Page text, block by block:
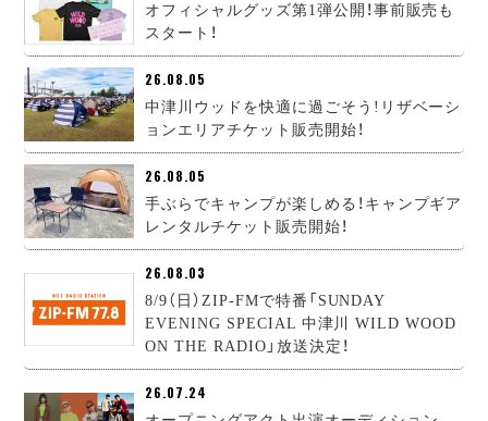
オフィシャルグッズ第1弾公開！事前販売も
スタート！
26.08.05
中津川ウッドを快適に過ごそう!リザベーシ
ョンエリアチケット販売開始！
26.08.05
手ぶらでキャンプが楽しめる！キャンプギア
レンタルチケット販売開始！
26.08.03
8/9（日）ZIP-FMで特番「SUNDAY
EVENING SPECIAL 中津川 WILD WOOD
ON THE RADIO」放送決定！
26.07.24